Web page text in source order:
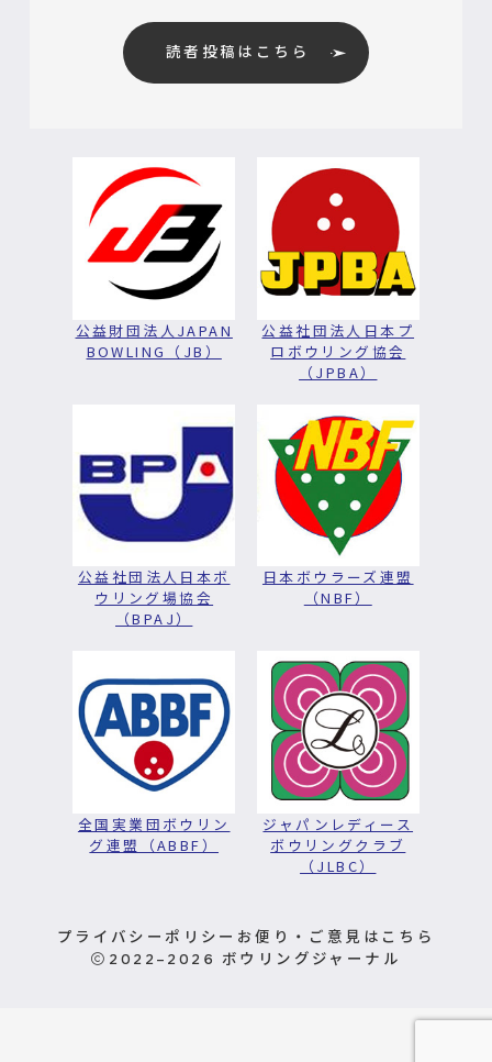
読者投稿はこちら
公益財団法人JAPAN
BOWLING（JB）
公益社団法人日本プ
ロボウリング協会
（JPBA）
公益社団法人日本ボ
ウリング場協会
（BPAJ）
日本ボウラーズ連盟
（NBF）
全国実業団ボウリン
グ連盟（ABBF）
ジャパンレディース
ボウリングクラブ
（JLBC）
プライバシーポリシー お便り・ご意見はこちら
2022–2026 ボウリングジャーナル